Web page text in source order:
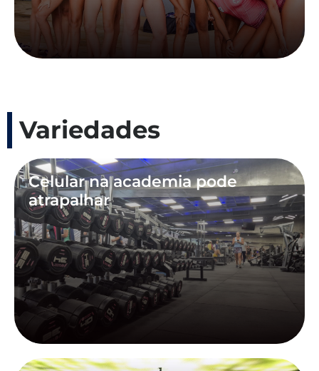
Variedades
Celular na academia pode
atrapalhar